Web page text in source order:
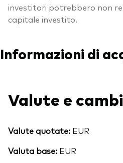
investitori potrebbero non
capitale investito.
Informazioni di
Valute e cambi
Valute quotate: EUR
Valuta base: EUR